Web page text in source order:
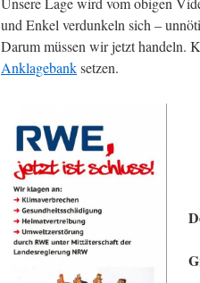
und Enkel verdunkeln sich –
Darum müssen wir jetzt handeln.
Anklagebanksetzen.